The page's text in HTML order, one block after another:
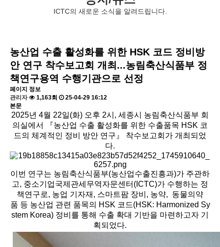
ICTC의 새로운 소식을 알려드립니다.
농산업 수출 활성화를 위한 HSK 코드 정비방
안 연구 착수보고회 개최...농림축산식품부 정
책연구용역 수행기관으로 선정
페이지 정보
관리자
1,163회
25-04-29 16:12
본문
2025년 4월 22일(화) 오후 2시, 세종시 농림축산식품부 회
의실에서 『농산업 수출 활성화를 위한 수출품목 HSK 코
드의 체계적인 정비 방안 연구』 착수보고회가 개최되었
다.
이번 연구는 농림축산식품부(농산업수출진흥과)가 주관하
고, 중소기업국제관세무역자문센터(ICTC)가 수행하는 정
책연구로, 농업 기자재, 스마트팜 장비, 농약, 동물의약
품 등 농산업 관련 품목의 HSK 코드(HSK: Harmonized Sy
stem Korea) 정비를 통해 수출 확대 기반을 마련하고자 기
획되었다.